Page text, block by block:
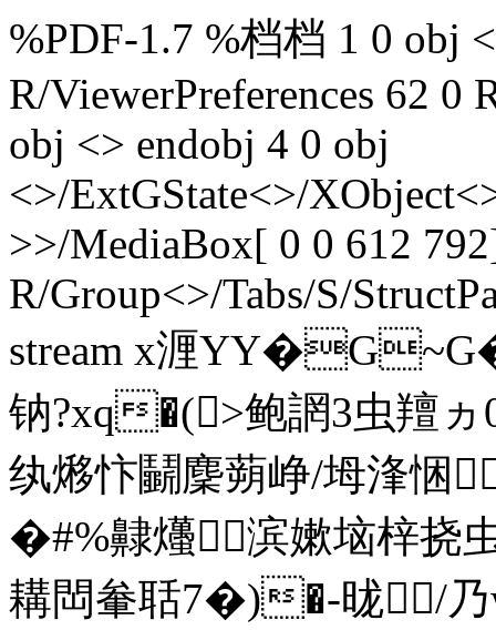
%PDF-1.7 %档档 1 0 obj
R/ViewerPreferences 62 0
obj <> endobj 4 0 obj
<>/ExtGState<>/
>>/MediaBox[ 0 0 612
R/Group<>/Tabs/S/
stream x湹
钠?xq�(>鲍誷3虫羶
纨熪忭鬭麇蒴峥/坶浲悃
�#%齂爡滨嫰垴梓挠
耩閊軬聒7�)�-昽